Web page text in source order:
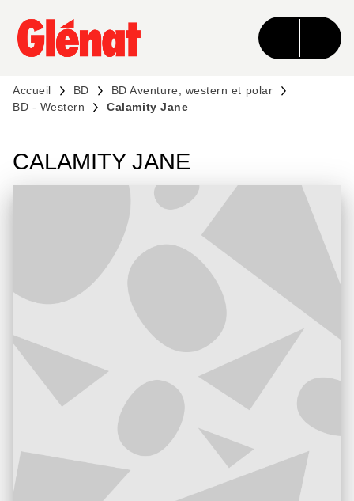
MENU RECHERCHE CONTENU
PIED DE PAGE
Accueil BD
BD Aventure, western et polar
BD - Western
Calamity Jane
CALAMITY JANE